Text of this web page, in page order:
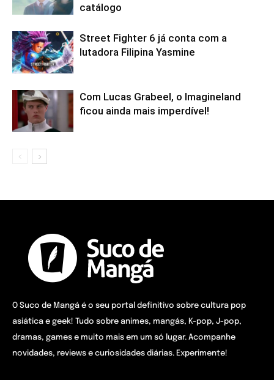
catálogo
Street Fighter 6 já conta com a
lutadora Filipina Yasmine
Com Lucas Grabeel, o Imagineland
ficou ainda mais imperdível!
O Suco de Mangá é o seu portal definitivo sobre cultura pop
asiática e geek! Tudo sobre animes, mangás, K-pop, J-pop,
dramas, games e muito mais em um só lugar. Acompanhe
novidades, reviews e curiosidades diárias. Experimente!